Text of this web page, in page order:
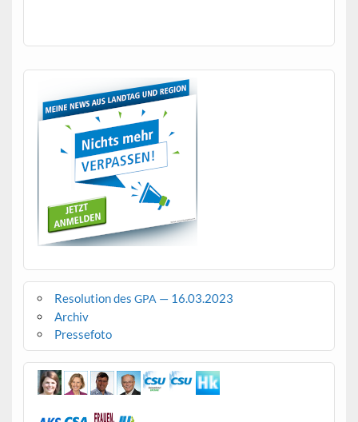
Resolution des GPA — 16.03.2023
Archiv
Pressefoto